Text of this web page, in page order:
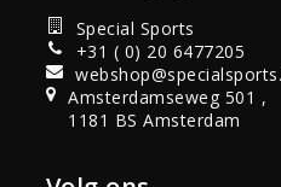
Special Sports
+31 ( 0) 20 6477205
Amsterdamseweg 501 ,
1181 BS Amsterdam